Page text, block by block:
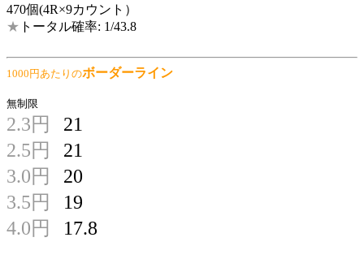
470個(4R×9カウント）
★ トータル確率: 1/43.8
1000円あたりのボーダーライン
無制限
2.3円
21
2.5円
21
3.0円
20
3.5円
19
4.0円
17.8